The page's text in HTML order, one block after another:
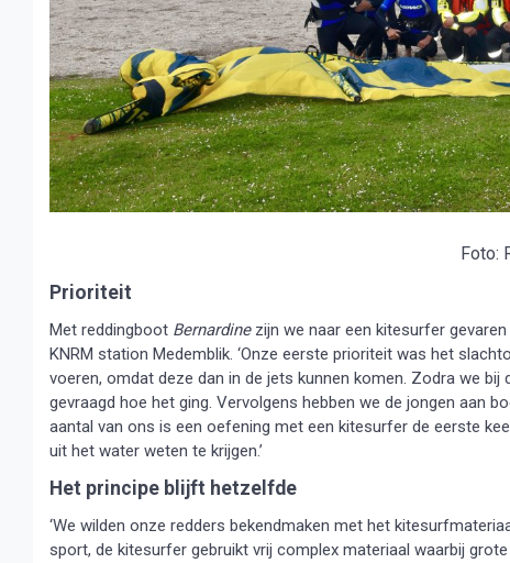
Foto:
Prioriteit
Met reddingboot Bernardinezijn we naar een kitesurfer
KNRM station Medemblik. ‘Onze eerste prioriteit was het
voeren, omdat deze dan in de jets kunnen komen. Zodra we
gevraagd hoe het ging. Vervolgens hebben we de jongen aan
aantal van ons is een oefening met een kitesurfer de eerste
uit het water weten te krijgen.’
Het principe blijft hetzelfde
‘We wilden onze redders bekendmaken met het
sport, de kitesurfer gebruikt vrij complex materiaal waarbij